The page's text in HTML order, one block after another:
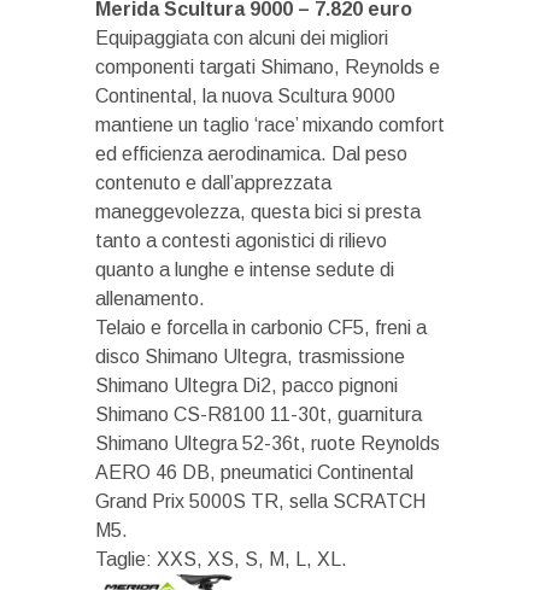
Merida Scultura 9000 – 7.820 euro
Equipaggiata con alcuni dei migliori
componenti targati Shimano, Reynolds e
Continental, la nuova Scultura 9000
mantiene un taglio ‘race’ mixando comfort
ed efficienza aerodinamica. Dal peso
contenuto e dall’apprezzata
maneggevolezza, questa bici si presta
tanto a contesti agonistici di rilievo
quanto a lunghe e intense sedute di
allenamento.
Telaio e forcella in carbonio CF5, freni a
disco Shimano Ultegra, trasmissione
Shimano Ultegra Di2, pacco pignoni
Shimano CS-R8100 11-30t, guarnitura
Shimano Ultegra 52-36t, ruote Reynolds
AERO 46 DB, pneumatici Continental
Grand Prix 5000S TR, sella SCRATCH
M5.
Taglie: XXS, XS, S, M, L, XL.